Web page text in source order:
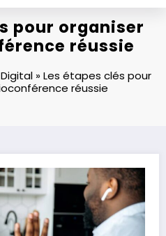
pour organiser
réussie
Digital»Les étapes clés pour
réussie